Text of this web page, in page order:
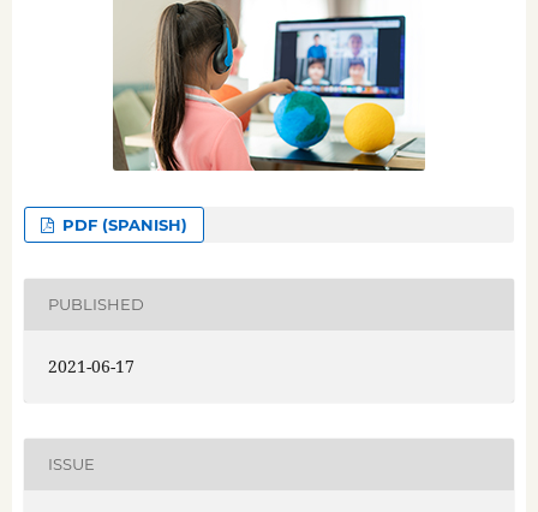
PDF (SPANISH)
PUBLISHED
2021-06-17
ISSUE